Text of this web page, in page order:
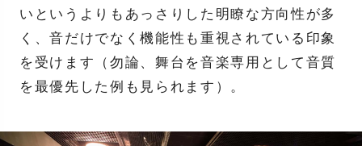
いというよりもあっさりした明瞭な方向性が多
く、音だけでなく機能性も重視されている印象
を受けます（勿論、舞台を音楽専用として音質
を最優先した例も見られます）。